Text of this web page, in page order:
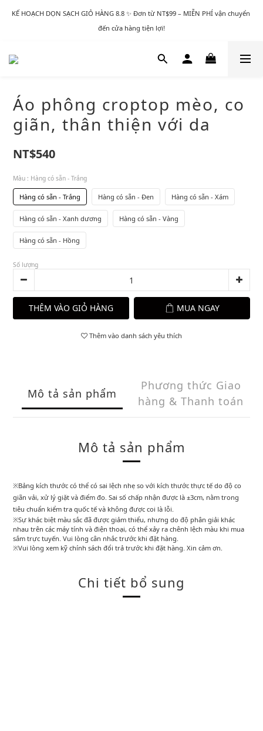
KẾ HOẠCH DỌN SẠCH GIỎ HÀNG 8.8 ✨ Đơn từ NT$99 – MIỄN PHÍ vận chuyển
đến cửa hàng tiện lợi!
Áo phông croptop mèo, co
giãn, thân thiện với da
NT$540
Màu : Hàng có sẵn - Trắng
Hàng có sẵn - Trắng Hàng có sẵn - Đen Hàng có sẵn - Xám
Hàng có sẵn - Xanh dương Hàng có sẵn - Vàng
Hàng có sẵn - Hồng
Số lượng
THÊM VÀO GIỎ HÀNG MUA NGAY
Thêm vào danh sách yêu thích
Mô tả sản phẩm
Phương thức Giao
hàng & Thanh toán
Mô tả sản phẩm
※Bảng kích thước có thể có sai lệch nhẹ so với kích thước thực tế do độ co
giãn vải, xử lý giặt và điểm đo. Sai số chấp nhận được là ±3cm, nằm trong
tiêu chuẩn kiểm tra quốc tế và không được coi là lỗi.
※Sự khác biệt màu sắc đã được giảm thiểu, nhưng do độ phân giải khác
nhau trên các máy tính và điện thoại, có thể xảy ra chênh lệch màu khi mua
sắm trực tuyến. Vui lòng cân nhắc trước khi đặt hàng.
※Vui lòng xem kỹ chính sách đổi trả trước khi đặt hàng. Xin cảm ơn.
Chi tiết bổ sung